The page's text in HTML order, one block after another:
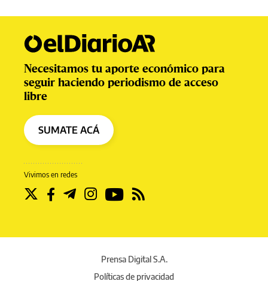
Vivimos en redes
Necesitamos tu aporte económico para
seguir haciendo periodismo de acceso
libre
SUMATE ACÁ
Prensa Digital S.A.
Políticas de privacidad